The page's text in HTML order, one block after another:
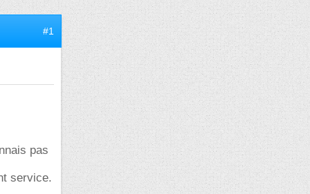
#1
pas
service.